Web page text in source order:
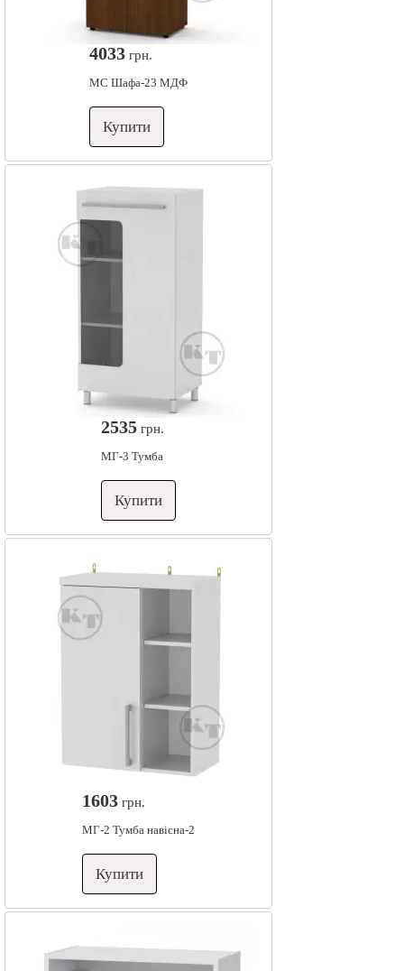
4033 грн.
МС Шафа-23 МДФ
Купити
2535 грн.
МГ-3 Тумба
Купити
1603 грн.
МГ-2 Тумба навісна-2
Купити